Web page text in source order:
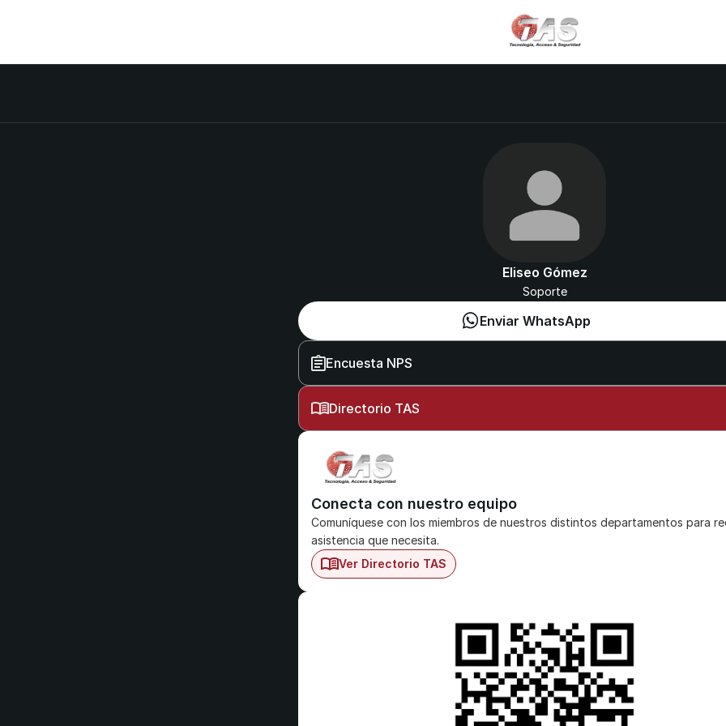
Eliseo Gómez
Soporte
Enviar WhatsApp
Encuesta NPS
Directorio TAS
Conecta con nuestro equipo
Comuníquese con los miembros de nuestros distintos departamentos para
asistencia que necesita.
Ver Directorio TAS